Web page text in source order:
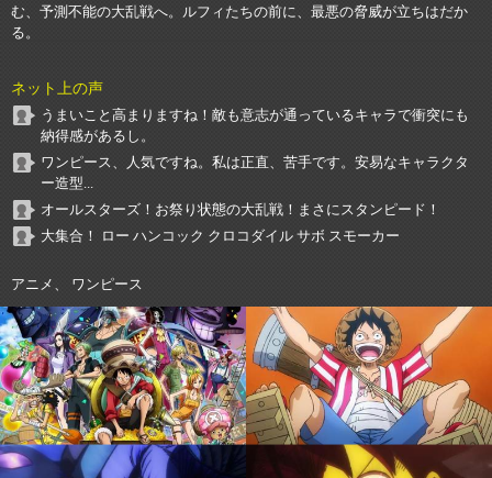
む、予測不能の大乱戦へ。ルフィたちの前に、最悪の脅威が立ちはだか
る。
ネット上の声
うまいこと高まりますね！敵も意志が通っているキャラで衝突にも
納得感があるし。
ワンピース、人気ですね。私は正直、苦手です。安易なキャラクタ
ー造型...
オールスターズ！お祭り状態の大乱戦！まさにスタンピード！
大集合！ ロー ハンコック クロコダイル サボ スモーカー
アニメ、 ワンピース